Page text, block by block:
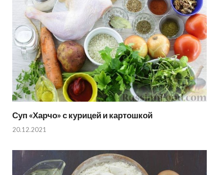
Суп «Харчо» с курицей и картошкой
20.12.2021